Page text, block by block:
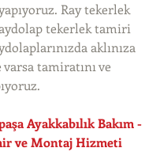
Ray tekerlek
tekerlek tamiri
aklınıza
tamiratını ve
Ayakkabılık Bakım -
ve Montaj Hizmeti